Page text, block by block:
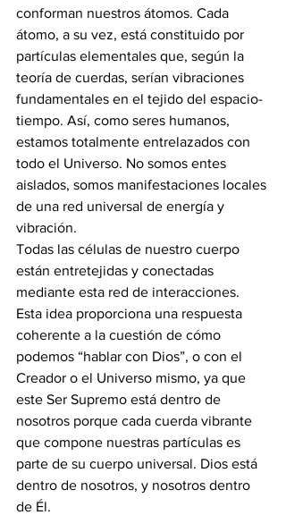
conforman nuestros átomos. Cada
átomo, a su vez, está constituido por
partículas elementales que, según la
teoría de cuerdas, serían vibraciones
fundamentales en el tejido del espacio-
tiempo. Así, como seres humanos,
estamos totalmente entrelazados con
todo el Universo. No somos entes
aislados, somos manifestaciones locales
de una red universal de energía y
vibración.
Todas las células de nuestro cuerpo
están entretejidas y conectadas
mediante esta red de interacciones.
Esta idea proporciona una respuesta
coherente a la cuestión de cómo
podemos “hablar con Dios”, o con el
Creador o el Universo mismo, ya que
este Ser Supremo está dentro de
nosotros porque cada cuerda vibrante
que compone nuestras partículas es
parte de su cuerpo universal. Dios está
dentro de nosotros, y nosotros dentro
de Él.